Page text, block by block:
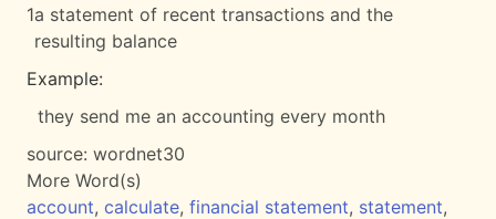
1a statement of recent transactions and the
resulting balance
Example:
they send me an accounting every month
source: wordnet30
More Word(s)
account, calculate, financial statement, statement,